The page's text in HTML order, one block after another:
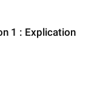
1 : Explication